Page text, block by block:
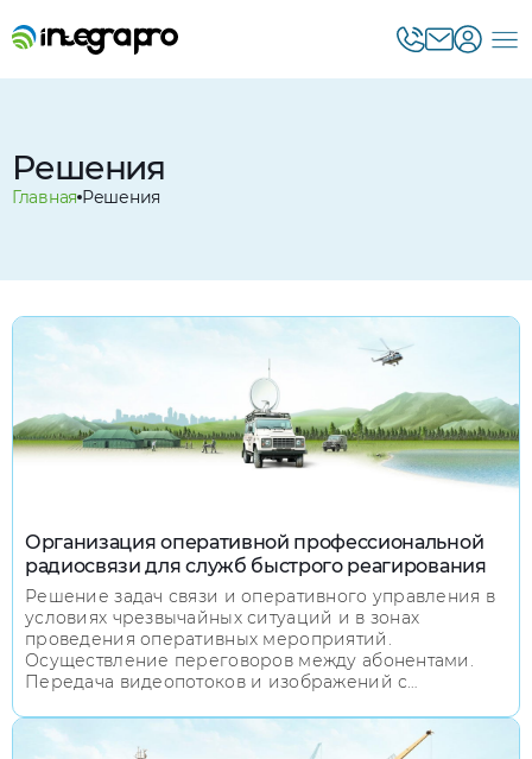
Решения
Главная Решения
Организация оперативной профессиональной
радиосвязи для служб быстрого реагирования
Решение задач связи и оперативного управления в
условиях чрезвычайных ситуаций и в зонах
проведения оперативных мероприятий.
Осуществление переговоров между абонентами.
Передача видеопотоков и изображений с
пункт (подвижная станция).